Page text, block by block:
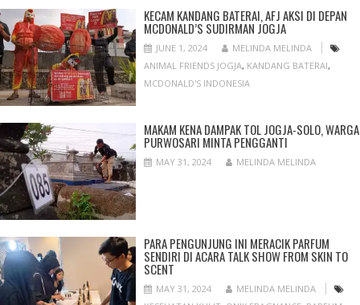
KECAM KANDANG BATERAI, AFJ AKSI DI DEPAN
MCDONALD’S SUDIRMAN JOGJA
JUNE 1, 2024
MELINDA MELINDA
ANIMAL FRIENDS JOGJA, KANDANG BATERAI,
MCDONALD'S INDONESIA
MAKAM KENA DAMPAK TOL JOGJA-SOLO, WARGA
PURWOSARI MINTA PENGGANTI
MAY 31, 2024 MELINDA MELINDA
PARA PENGUNJUNG INI MERACIK PARFUM
SENDIRI DI ACARA TALK SHOW FROM SKIN TO
SCENT
MAY 31, 2024
MELINDA MELINDA